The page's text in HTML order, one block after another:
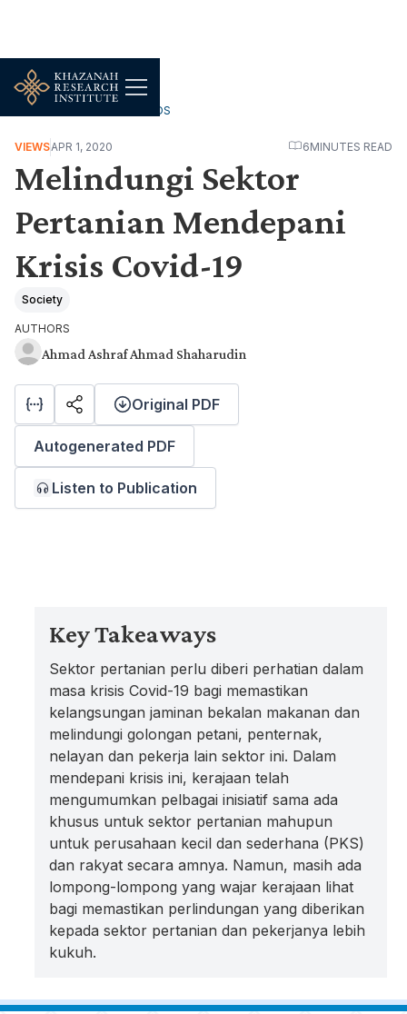
WORK, JOBS & LIVELIHOODS
VIEWSAPR 1, 2020 6MINUTES READ
Melindungi Sektor
Pertanian Mendepani
Krisis Covid-19
Society
AUTHORS
Ahmad Ashraf Ahmad Shaharudin
Original PDF
Autogenerated PDF
Listen to Publication
Key Takeaways
Sektor pertanian perlu diberi perhatian dalam
masa krisis Covid-19 bagi memastikan
kelangsungan jaminan bekalan makanan dan
melindungi golongan petani, penternak,
nelayan dan pekerja lain sektor ini. Dalam
mendepani krisis ini, kerajaan telah
mengumumkan pelbagai inisiatif sama ada
khusus untuk sektor pertanian mahupun
untuk perusahaan kecil dan sederhana (PKS)
dan rakyat secara amnya. Namun, masih ada
lompong-lompong yang wajar kerajaan lihat
bagi memastikan perlindungan yang diberikan
kepada sektor pertanian dan pekerjanya lebih
kukuh.